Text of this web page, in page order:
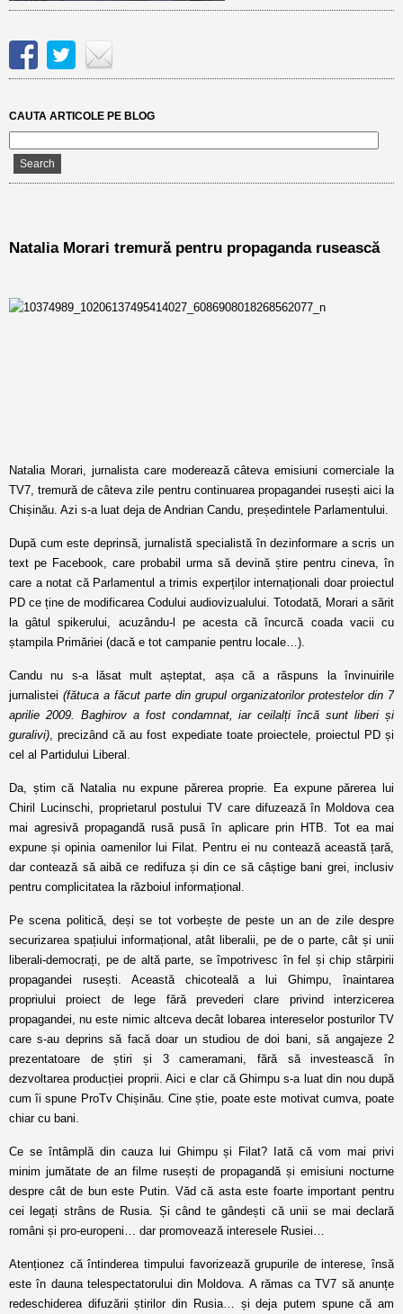
CAUTA ARTICOLE PE BLOG
Natalia Morari tremură pentru propaganda rusească
Natalia Morari, jurnalista care moderează câteva emisiuni comerciale la
TV7, tremură de câteva zile pentru continuarea propagandei rusești aici la
Chișinău. Azi s-a luat deja de Andrian Candu, președintele Parlamentului.
După cum este deprinsă, jurnalistă specialistă în dezinformare a scris un
text pe Facebook, care probabil urma să devină știre pentru cineva, în
care a notat că Parlamentul a trimis experților internaționali doar proiectul
PD ce ține de modificarea Codului audiovizualului. Totodată, Morari a sărit
la gâtul spikerului, acuzându-l pe acesta că încurcă coada vacii cu
ștampila Primăriei (dacă e tot campanie pentru locale…).
Candu nu s-a lăsat mult așteptat, așa că a răspuns la învinuirile
jurnalistei (fătuca a făcut parte din grupul organizatorilor protestelor din 7
aprilie 2009. Baghirov a fost condamnat, iar ceilalți încă sunt liberi și
guralivi), precizând că au fost expediate toate proiectele, proiectul PD și
cel al Partidului Liberal.
Da, știm că Natalia nu expune părerea proprie. Ea expune părerea lui
Chiril Lucinschi, proprietarul postului TV care difuzează în Moldova cea
mai agresivă propagandă rusă pusă în aplicare prin HTB. Tot ea mai
expune și opinia oamenilor lui Filat. Pentru ei nu contează această țară,
dar contează să aibă ce redifuza și din ce să câștige bani grei, inclusiv
pentru complicitatea la războiul informațional.
Pe scena politică, deși se tot vorbește de peste un an de zile despre
securizarea spațiului informațional, atât liberalii, pe de o parte, cât și unii
liberali-democrați, pe de altă parte, se împotrivesc în fel și chip stârpirii
propagandei rusești. Această chicoteală a lui Ghimpu, înaintarea
propriului proiect de lege fără prevederi clare privind interzicerea
propagandei, nu este nimic altceva decât lobarea intereselor posturilor TV
care s-au deprins să facă doar un studiou de doi bani, să angajeze 2
prezentatoare de știri și 3 cameramani, fără să investească în
dezvoltarea producției proprii. Aici e clar că Ghimpu s-a luat din nou după
cum îi spune ProTv Chișinău. Cine știe, poate este motivat cumva, poate
chiar cu bani.
Ce se întâmplă din cauza lui Ghimpu și Filat? Iată că vom mai privi
minim jumătate de an filme rusești de propagandă și emisiuni nocturne
despre cât de bun este Putin. Văd că asta este foarte important pentru
cei legați strâns de Rusia. Și când te gândești că unii se mai declară
români și pro-europeni… dar promovează interesele Rusiei…
Atenționez că întinderea timpului favorizează grupurile de interese, însă
este în dauna telespectatorului din Moldova. A rămas ca TV7 să anunțe
redeschiderea difuzării știrilor din Rusia… și deja putem spune că am